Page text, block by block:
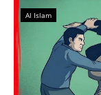
Al Islam